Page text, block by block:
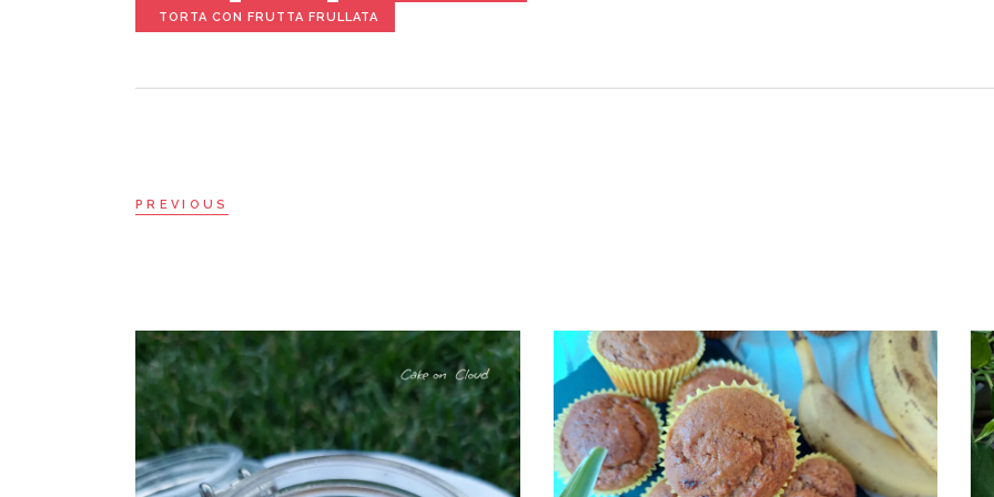
TORTA CON FRUTTA FRULLATA
PREVIOUS